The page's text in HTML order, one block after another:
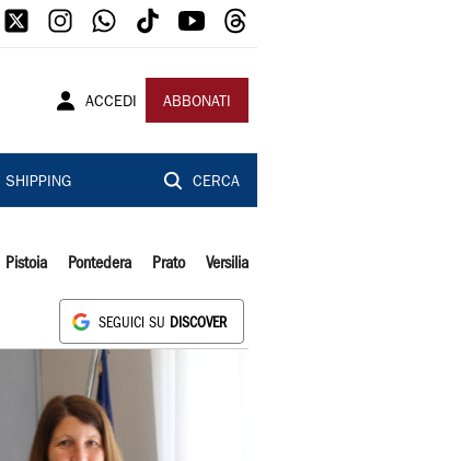
ACCEDI ABBONATI
SHIPPING CERCA
Pistoia Pontedera Prato Versilia
SEGUICI SU DISCOVER